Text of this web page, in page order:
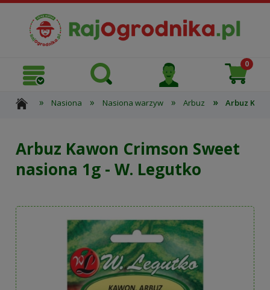
» Nasiona » Nasiona warzyw » Arbuz » Arbuz
Arbuz Kawon Crimson Sweet
nasiona 1g - W. Legutko